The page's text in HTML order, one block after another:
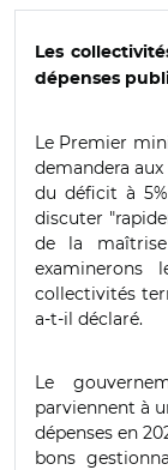
Les
dépenses
Le Premier
demandera
du déficit à
discuter
de la
examinerons
collectivités
a-t-il déclaré.
Le
parviennent à
dépenses en
bons